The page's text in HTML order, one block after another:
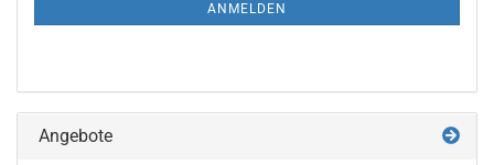
ANMELDEN
Angebote